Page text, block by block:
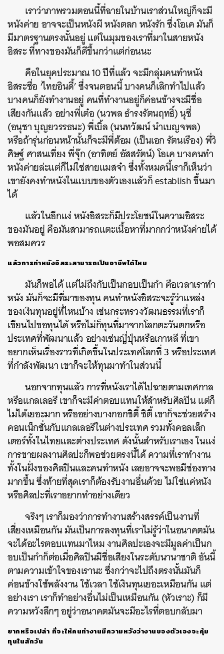
เราว่าภาพรวมตอนนี้ที่ฉายในบ้านเราส่วนใหญ่ก็จะมี
หนังค่าย อาจจะเป็นหนังผี หนังตลก หนังรัก ซึ่งโอเค มันก็
มีมาตรฐานตรงนั้นอยู่ แต่ในมุมของเราที่มาในสายหนัง
อิสระ ที่ทางของมันก็ดีขึ้นกว่าแต่ก่อนนะ
คือในยุคประมาณ 10 ปีที่แล้ว จะมีกลุ่มคนทำหนัง
อิสระชื่อ ‘ไทยอินดี้’ ซึ่งจนตอนนี้ บางคนก็เลิกทำไปแล้ว
บางคนก็ยังทำงานอยู่ คนที่ทำงานอยู่ก็ค่อนข้างจะมีชื่อ
เสียงกันแล้ว อย่างพี่เต๋อ (นวพล ธำรงรัตนฤทธิ์) นุชี่
(อนุชา บุญยวรรธนะ) พี่เบิ้ล (นนทวัฒน์ นำเบญจพล)
หรือถ้ารุ่นก่อนหน้านั้นก็จะมีพี่ต้อม (เป็นเอก รัตนเรือง) พี่วิ
ศิษฐ์ ศาสนเที่ยง พี่จุ๊ก (อาทิตย์ อัสสรัตน์) โอเค บางคนทำ
หนังค่ายล่ะแต่ก็ไม่ใช่สายแมสจ๋า ซึ่งทั้งหมดนี้เราก็เห็นว่า
เขายังคงทำหนังในแบบของตัวเองแล้วก็ establish ขึ้นมา
ได้
แล้วในอีกแง่ หนังอิสระก็มีประโยชน์ในความอิสระ
ของมันอยู่ คือมันสามารถแตะเนื้อหาที่มากกว่าหนังค่ายได้
พอสมควร
แล้วการทำหนังอิสระสามารถเป็นอาชีพได้ไหม
มันก็พอได้ แต่ไม่ถึงกับเป็นกอบเป็นกำ คือเวลาเราทำ
หนัง มันก็จะมีที่มาของทุน คนทำหนังอิสระจะรู้ว่าแหล่ง
ของเงินทุนอยู่ที่ไหนบ้าง เช่นกระทรวงวัฒนธรรมที่เราก็
เขียนไปขอทุนได้ หรือไม่ก็ทุนที่มาจากโลกตะวันตกหรือ
ประเทศที่พัฒนาแล้ว อย่างเช่นญี่ปุ่นหรือเกาหลี ที่เขา
อยากเห็นเรื่องราวที่เกิดขึ้นในประเทศโลกที่ 3 หรือประเทศ
ที่กำลังพัฒนา เขาก็จะให้ทุนมาทำในส่วนนี้
นอกจากทุนแล้ว การที่หนังเราได้ไปฉายตามเทศกาล
หรือแกลเลอรี เขาก็จะมีค่าตอบแทนให้สำหรับศิลปิน แต่ก็
ไม่ได้เยอะมาก หรืออย่างบางกอกซิตี้ ซิตี้ เขาก็จะช่วยสร้าง
คอนเน็กชั่นกับแกลเลอรีในต่างประเทศ รวมทั้งคอลเล็ก
เตอร์ทั้งในไทยและต่างประเทศ ดังนั้นสำหรับเราเอง ในแง่
การขายผลงานศิลปะก็พอช่วยตรงนี้ได้ ความที่เราทำงาน
ทั้งในฝั่งของศิลปินและคนทำหนัง เลยอาจจะพอมีช่องทาง
มากขึ้น ซึ่งท้ายที่สุดเราก็ต้องรับงานอื่นด้วย ไม่ใช่แค่หนัง
หรือศิลปะที่เราอยากทำอย่างเดียว
จริงๆ เราก็มองว่าการทำงานสร้างสรรค์เป็นงานที่
เสี่ยงเหมือนกัน มันเป็นการลงทุนที่เราไม่รู้ว่าในอนาคตมัน
จะได้อะไรตอบแทนมาไหม งานศิลปะเองจะมีมูลค่าเป็นก
อบเป็นกำก็ต่อเมื่อศิลปินมีชื่อเสียงในระดับนานาชาติ อันนี้
ตามความเข้าใจของเรานะ ซึ่งกว่าจะไปถึงตรงนั้นมันก็
ค่อนข้างใช้พลังงาน ใช้เวลา ใช้เงินทุนเยอะเหมือนกัน แต่
อย่างเรา เราก็ทำอย่างอื่นไม่เป็นเหมือนกัน (หัวเราะ) ก็มี
ความหวังลึกๆ อยู่ว่าอนาคตมันจะมีอะไรที่ตอบกลับมา
ยากหรือเปล่า ที่จะให้คนทำงานมีความหวังว่างานของตัวเองจะคุ้ม
ทุนในสักวัน
SHARE TWEET LINE EMAIL